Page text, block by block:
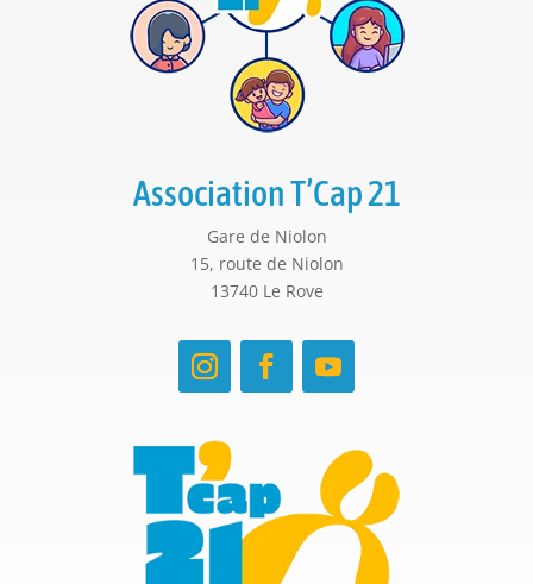
Association T’Cap 21
Gare de Niolon
15, route de Niolon
13740 Le Rove